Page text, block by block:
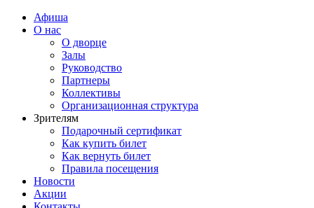
Афиша
О нас
О дворце
Залы
Руководство
Партнеры
Коллективы
Организационная структура
Зрителям
Подарочный сертификат
Как купить билет
Как вернуть билет
Правила посещения
Новости
Акции